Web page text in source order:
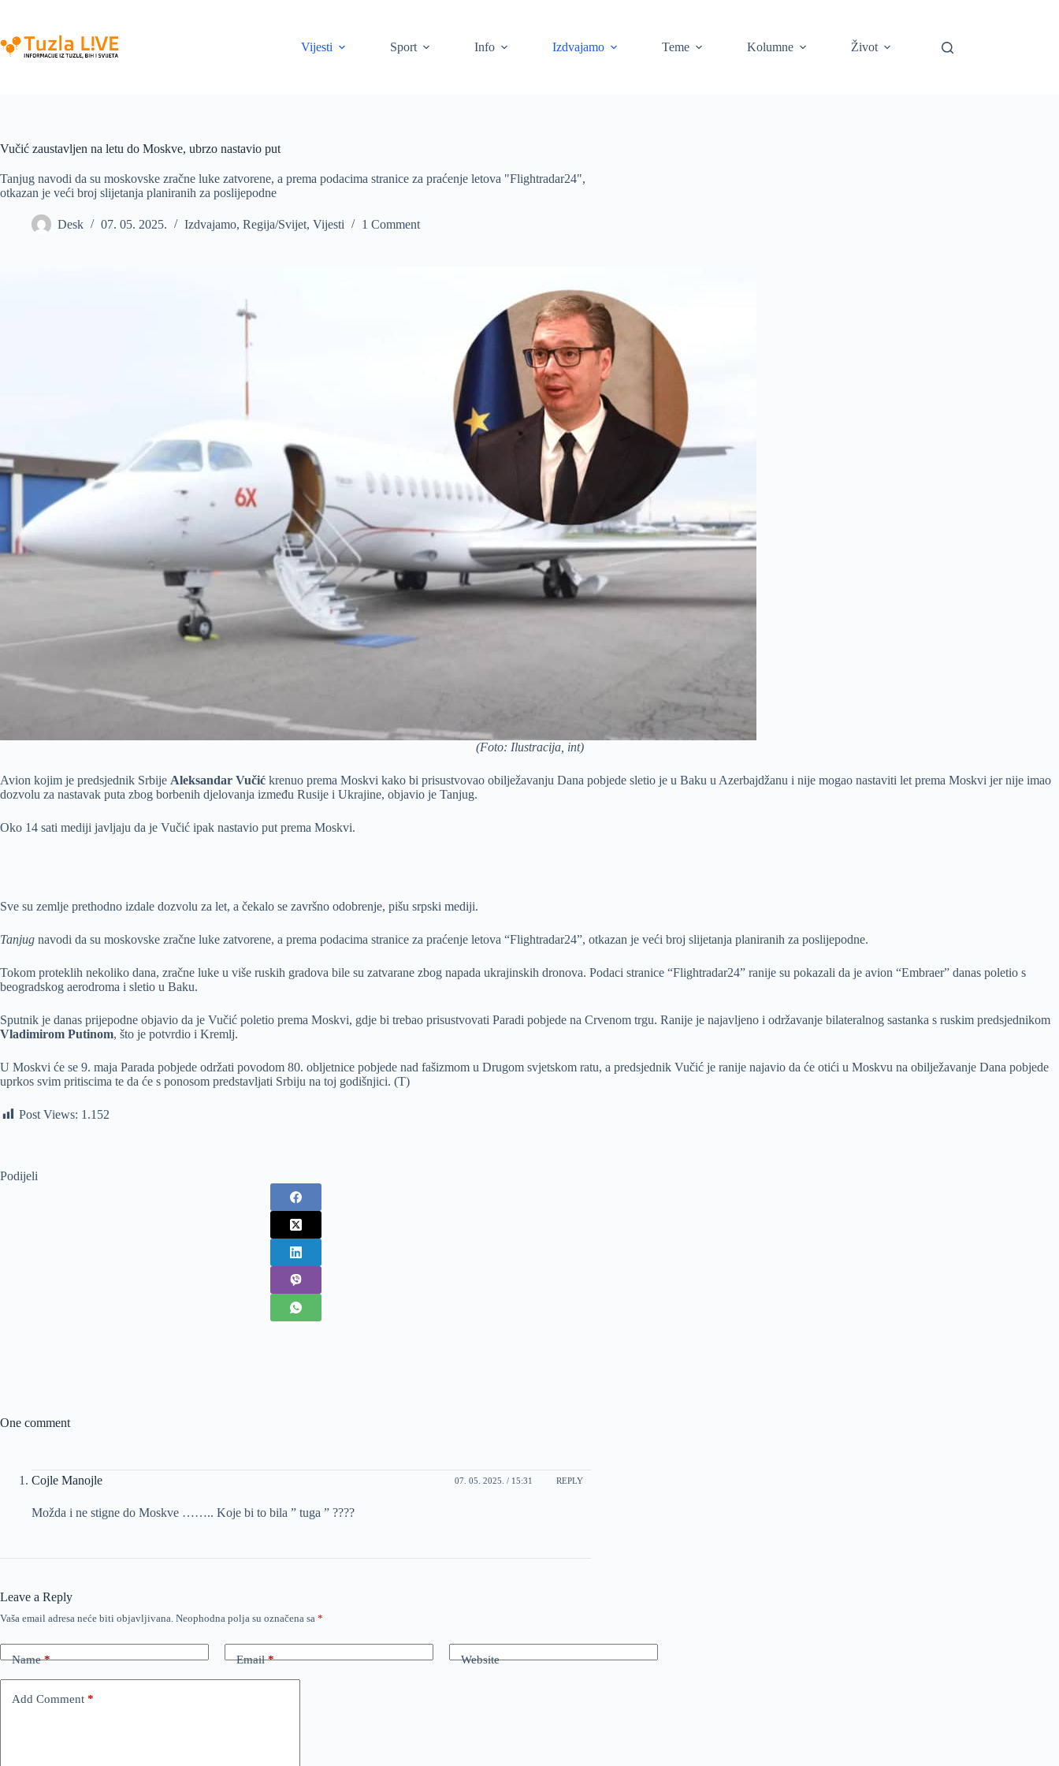
content
Vijesti
Sport Info Izdvajamo Teme Kolumne Život
Vučić zaustavljen na letu do Moskve, ubrzo nastavio put
Tanjug navodi da su moskovske zračne luke zatvorene, a prema podacima stranice za praćenje letova "Flightradar24",
otkazan je veći broj slijetanja planiranih za poslijepodne
Desk 07. 05. 2025. Izdvajamo, Regija/Svijet, Vijesti 1 Comment
(Foto: Ilustracija, int)
Avion kojim je predsjednik Srbije Aleksandar Vučić krenuo prema Moskvi kako bi prisustvovao obilježavanju Dana pobjede sletio je u Baku u Azerbajdžanu i nije mogao nastaviti let prema Moskvi jer nije imao
dozvolu za nastavak puta zbog borbenih djelovanja između Rusije i Ukrajine, objavio je Tanjug.
Oko 14 sati mediji javljaju da je Vučić ipak nastavio put prema Moskvi.
Sve su zemlje prethodno izdale dozvolu za let, a čekalo se završno odobrenje, pišu srpski mediji.
Tanjug navodi da su moskovske zračne luke zatvorene, a prema podacima stranice za praćenje letova “Flightradar24”, otkazan je veći broj slijetanja planiranih za poslijepodne.
Tokom proteklih nekoliko dana, zračne luke u više ruskih gradova bile su zatvarane zbog napada ukrajinskih dronova. Podaci stranice “Flightradar24” ranije su pokazali da je avion “Embraer” danas poletio s
beogradskog aerodroma i sletio u Baku.
Sputnik je danas prijepodne objavio da je Vučić poletio prema Moskvi, gdje bi trebao prisustvovati Paradi pobjede na Crvenom trgu. Ranije je najavljeno i održavanje bilateralnog sastanka s ruskim predsjednikom
Vladimirom Putinom, što je potvrdio i Kremlj.
U Moskvi će se 9. maja Parada pobjede održati povodom 80. obljetnice pobjede nad fašizmom u Drugom svjetskom ratu, a predsjednik Vučić je ranije najavio da će otići u Moskvu na obilježavanje Dana pobjede
uprkos svim pritiscima te da će s ponosom predstavljati Srbiju na toj godišnjici. (T)
Post Views: 1.152
Podijeli
One comment
Cojle Manojle 07. 05. 2025. / 15:31 REPLY
Možda i ne stigne do Moskve …….. Koje bi to bila ” tuga ” ????
Leave a Reply
Vaša email adresa neće biti objavljivana. Neophodna polja su označena sa *
Name* Email* Website
Add Comment *